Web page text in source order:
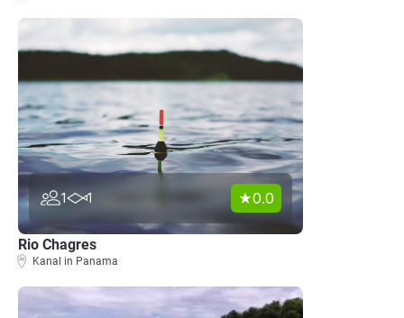
1 1 0.0
Rio Chagres
Kanal in Panama